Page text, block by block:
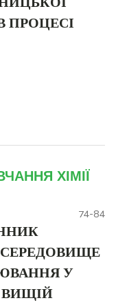
ПРОЦЕСІ
ХІМІЇ
74-84
СЕРЕДОВИЩЕ
У
ВИЩІЙ